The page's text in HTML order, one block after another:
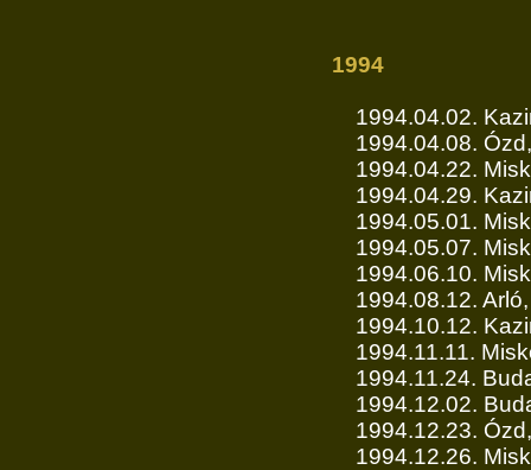
1994
1994.04.02.
1994.04.08.
1994.04.22.
1994.04.29.
1994.05.01.
1994.05.07.
1994.06.10.
1994.08.12.
1994.10.12.
1994.11.11.
1994.11.24.
1994.12.02.
1994.12.23.
1994.12.26.